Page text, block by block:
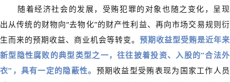
随着经济社会的发展，受贿犯罪的对象也随之变化，呈现
出从传统的财物向“去物化”的财产性利益、再向市场交易规则衍
生而来的预期收益、商业机会等转变。 预期收益型受贿是近年来
新型隐性腐败的典型类型之一，往往披着投资、入股的“合法外
衣”，具有一定的隐蔽性。 预期收益型受贿表现为国家工作人员